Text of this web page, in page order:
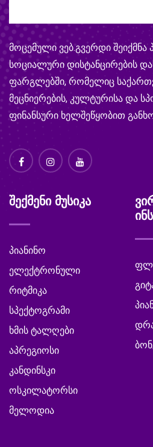
მოცემული ვებ.გვერდი შეიქმნა
სოციალური დისტანცირების
ფარგლებში, რომელიც
მეცნიერების, კულტურისა და
ფინანსური ხელშეწყობით
შექმენი მუსიკა
პიანინო
ელექტრონული
რიტმიკა
სპექტოგრამი
ხმის ტალღები
აპრეგიოსი
კანდინსკი
ოსკილატორსი
მელოდია